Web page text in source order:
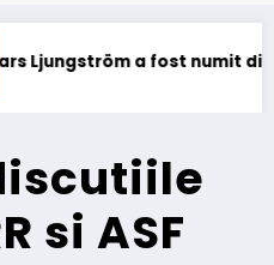
fost numit director general
si ASF